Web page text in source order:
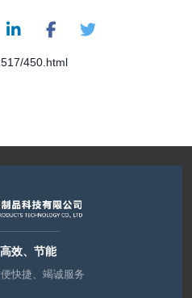
450.html
效、节能
快捷、竭诚服务